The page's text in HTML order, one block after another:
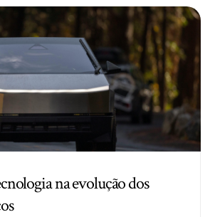
na evolução dos